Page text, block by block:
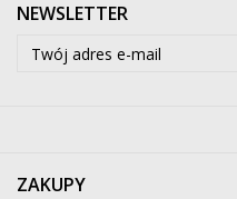
NEWSLETTER
ZAKUPY